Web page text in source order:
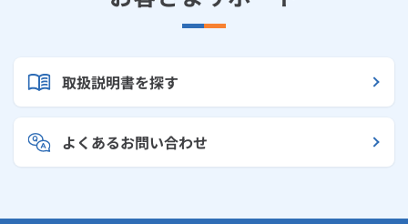
取扱説明書を探す
よくあるお問い合わせ